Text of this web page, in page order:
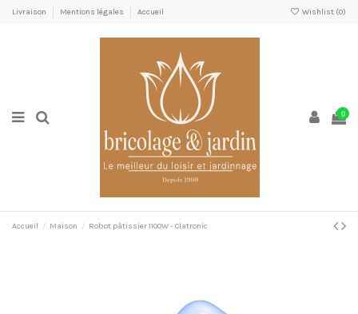
Livraison Mentions légales Accueil Wishlist (0)
0
Accueil Maison Robot pâtissier 1100W - Clatronic